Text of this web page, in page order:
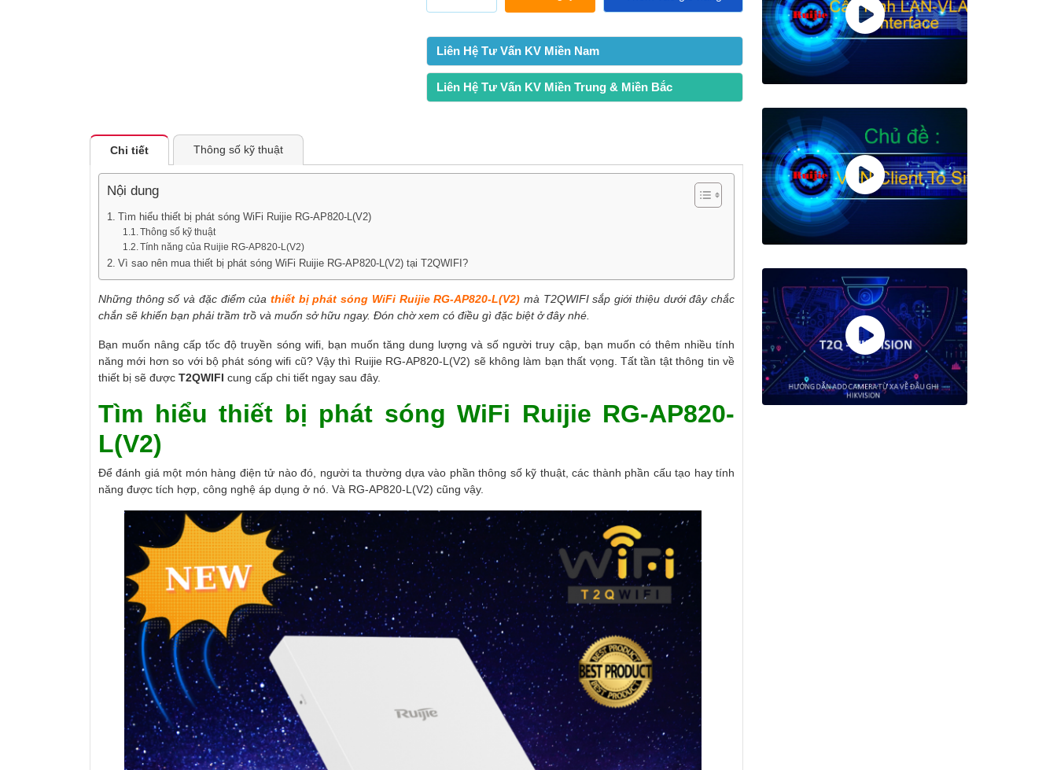
Liên Hệ Tư Vấn KV Miền Nam
Liên Hệ Tư Vấn KV Miền Trung & Miền Bắc
Chi tiết Thông số kỹ thuật
Nội dung
Tìm hiểu thiết bị phát sóng WiFi Ruijie RG-AP820-L(V2)
Thông số kỹ thuật
Tính năng của Ruijie RG-AP820-L(V2)
Vì sao nên mua thiết bị phát sóng WiFi Ruijie RG-AP820-L(V2) tại T2QWIFI?
Những thông số và đặc điểm của thiết bị phát sóng WiFi Ruijie RG-AP820-L(V2) mà T2QWIFI sắp giới thiệu dưới đây chắc
chắn sẽ khiến bạn phải trầm trồ và muốn sở hữu ngay. Đón chờ xem có điều gì đặc biệt ở đây nhé.
Bạn muốn nâng cấp tốc độ truyền sóng wifi, bạn muốn tăng dung lượng và số người truy cập, bạn muốn có thêm nhiều tính
năng mới hơn so với bộ phát sóng wifi cũ? Vậy thì Ruijie RG-AP820-L(V2) sẽ không làm bạn thất vọng. Tất tần tật thông tin về
thiết bị sẽ được T2QWIFI cung cấp chi tiết ngay sau đây.
Tìm hiểu thiết bị phát sóng WiFi Ruijie RG-AP820-
L(V2)
Để đánh giá một món hàng điện tử nào đó, người ta thường dựa vào phần thông số kỹ thuật, các thành phần cấu tạo hay tính
năng được tích hợp, công nghệ áp dụng ở nó. Và RG-AP820-L(V2) cũng vậy.